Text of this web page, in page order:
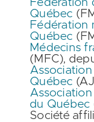
Fédération
Québec
Fédération
Québec
Médecins
(MFC),
Association
Québec
du Québec
Société